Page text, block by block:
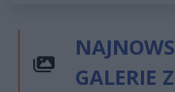
GALERIE